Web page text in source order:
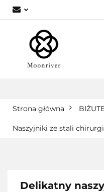
Strona główna
Naszyjniki ze stali
Delikatny